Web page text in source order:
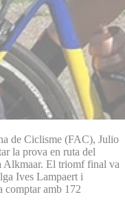
de Ciclisme (FAC), Julio
la prova en ruta del
Alkmaar. El triomf final va
Ives Lampaert i
comptar amb 172